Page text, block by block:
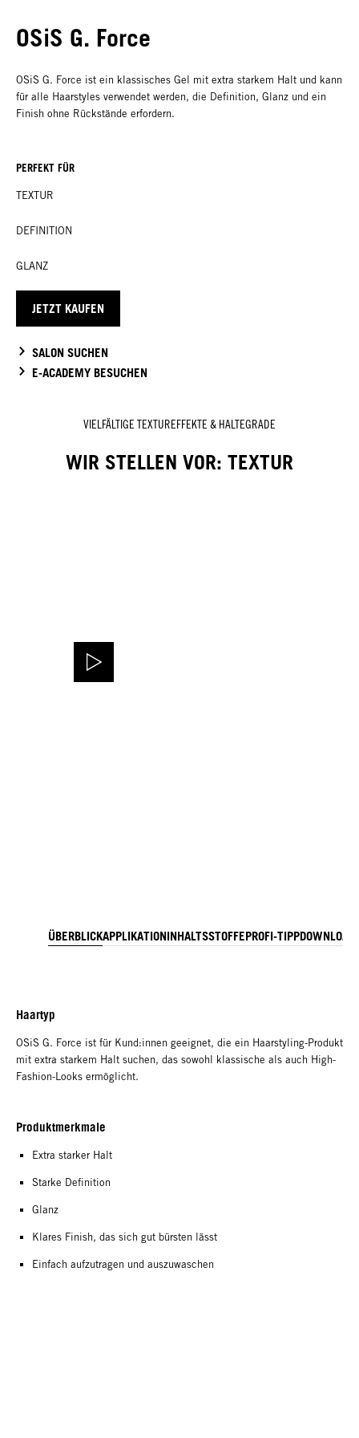
OSiS G. Force
OSiS G. Force ist ein klassisches Gel mit extra starkem Halt und kann
für alle Haarstyles verwendet werden, die Definition, Glanz und ein
Finish ohne Rückstände erfordern.
PERFEKT FÜR
TEXTUR
DEFINITION
GLANZ
JETZT KAUFEN
SALON SUCHEN
E-ACADEMY BESUCHEN
VIELFÄLTIGE TEXTUREFFEKTE & HALTEGRADE
WIR STELLEN VOR: TEXTUR
ÜBERBLICKAPPLIKATIONINHALTSSTOFFEPROFI-TIPP
Haartyp
OSiS G. Force ist für Kund:innen geeignet, die ein Haarstyling-Produkt
mit extra starkem Halt suchen, das sowohl klassische als auch High-
Fashion-Looks ermöglicht.
Produktmerkmale
Extra starker Halt
Starke Definition
Glanz
Klares Finish, das sich gut bürsten lässt
Einfach aufzutragen und auszuwaschen